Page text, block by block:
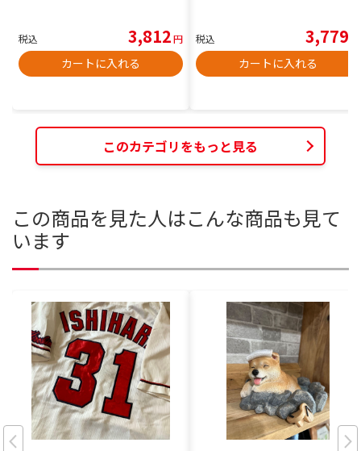
税込 3,812円
カートに入れる
税込 3,779
カートに入れる
このカテゴリをもっと見る
この商品を見た人はこんな商品も見て
います